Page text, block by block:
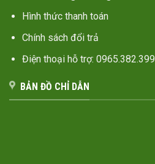
Hình thức thanh toán
Chính sách đổi trả
Điện thoại hỗ trợ: 0965.382.399
BẢN ĐỒ CHỈ DẪN